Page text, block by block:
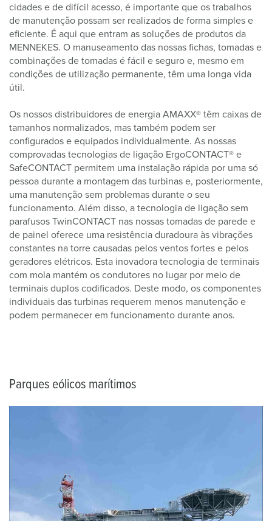
cidades e de difícil acesso, é importante que os trabalhos
de manutenção possam ser realizados de forma simples e
eficiente. É aqui que entram as soluções de produtos da
MENNEKES. O manuseamento das nossas fichas, tomadas e
combinações de tomadas é fácil e seguro e, mesmo em
condições de utilização permanente, têm uma longa vida
útil.
Os nossos distribuidores de energia AMAXX® têm caixas de
tamanhos normalizados, mas também podem ser
configurados e equipados individualmente. As nossas
comprovadas tecnologias de ligação ErgoCONTACT® e
SafeCONTACT permitem uma instalação rápida por uma só
pessoa durante a montagem das turbinas e, posteriormente,
uma manutenção sem problemas durante o seu
funcionamento. Além disso, a tecnologia de ligação sem
parafusos TwinCONTACT nas nossas tomadas de parede e
de painel oferece uma resistência duradoura às vibrações
constantes na torre causadas pelos ventos fortes e pelos
geradores elétricos. Esta inovadora tecnologia de terminais
com mola mantém os condutores no lugar por meio de
terminais duplos codificados. Deste modo, os componentes
individuais das turbinas requerem menos manutenção e
podem permanecer em funcionamento durante anos.
Parques eólicos marítimos